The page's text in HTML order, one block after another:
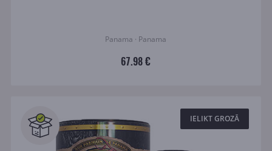
Panama · Panama
67.98 €
IELIKT GROZĀ